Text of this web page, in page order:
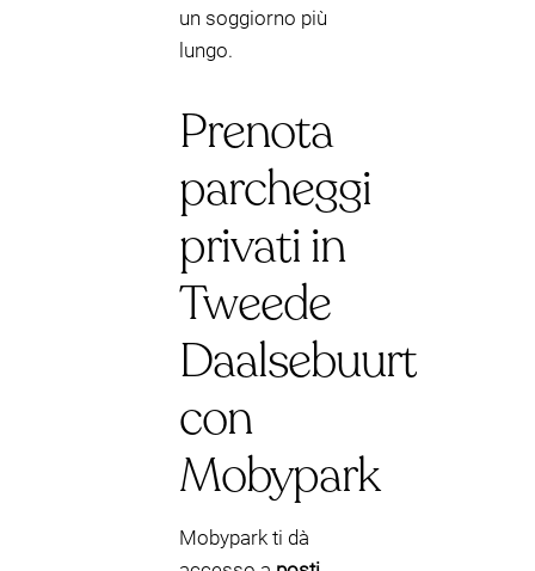
un soggiorno più
lungo.
Prenota
parcheggi
privati in
Tweede
Daalsebuurt
con
Mobypark
Mobypark ti dà